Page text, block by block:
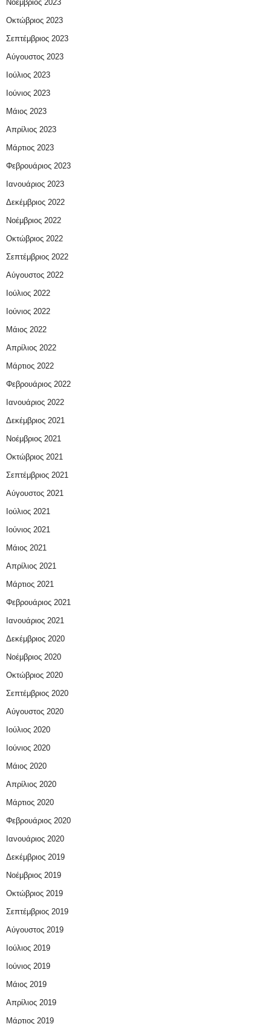
Νοέμβριος 2023
Οκτώβριος 2023
Σεπτέμβριος 2023
Αύγουστος 2023
Ιούλιος 2023
Ιούνιος 2023
Μάιος 2023
Απρίλιος 2023
Μάρτιος 2023
Φεβρουάριος 2023
Ιανουάριος 2023
Δεκέμβριος 2022
Νοέμβριος 2022
Οκτώβριος 2022
Σεπτέμβριος 2022
Αύγουστος 2022
Ιούλιος 2022
Ιούνιος 2022
Μάιος 2022
Απρίλιος 2022
Μάρτιος 2022
Φεβρουάριος 2022
Ιανουάριος 2022
Δεκέμβριος 2021
Νοέμβριος 2021
Οκτώβριος 2021
Σεπτέμβριος 2021
Αύγουστος 2021
Ιούλιος 2021
Ιούνιος 2021
Μάιος 2021
Απρίλιος 2021
Μάρτιος 2021
Φεβρουάριος 2021
Ιανουάριος 2021
Δεκέμβριος 2020
Νοέμβριος 2020
Οκτώβριος 2020
Σεπτέμβριος 2020
Αύγουστος 2020
Ιούλιος 2020
Ιούνιος 2020
Μάιος 2020
Απρίλιος 2020
Μάρτιος 2020
Φεβρουάριος 2020
Ιανουάριος 2020
Δεκέμβριος 2019
Νοέμβριος 2019
Οκτώβριος 2019
Σεπτέμβριος 2019
Αύγουστος 2019
Ιούλιος 2019
Ιούνιος 2019
Μάιος 2019
Απρίλιος 2019
Μάρτιος 2019